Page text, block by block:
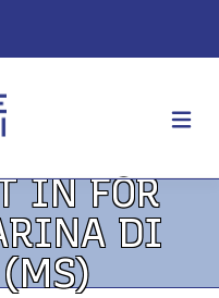
IN FOR
DI